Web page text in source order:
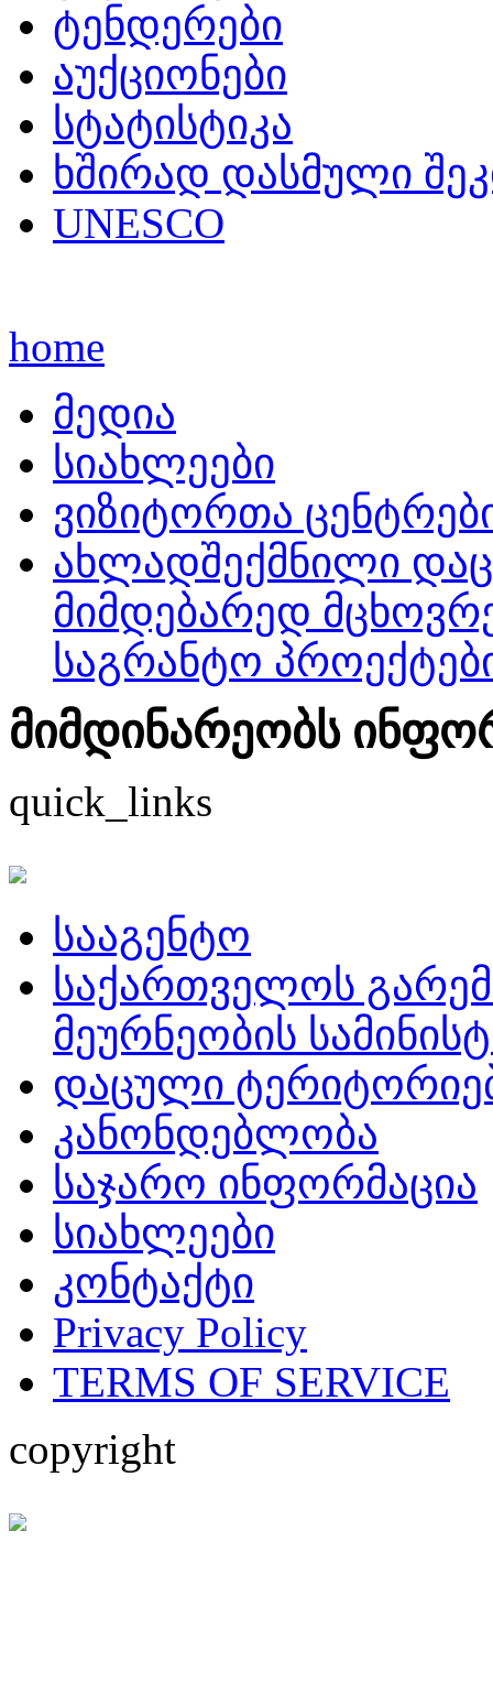
ტენდერები
აუქციონები
სტატისტიკა
ხშირად დასმული
UNESCO
home
მედია
სიახლეები
ვიზიტორთა
ახლადშექმნილი
მიმდებარედ
საგრანტო
მიმდინარეობს
quick_links
სააგენტო
საქართველოს
მეურნეობის
დაცული
კანონდებლობა
საჯარო ინფორმაცია
სიახლეები
კონტაქტი
Privacy Policy
TERMS OF SERVICE
copyright